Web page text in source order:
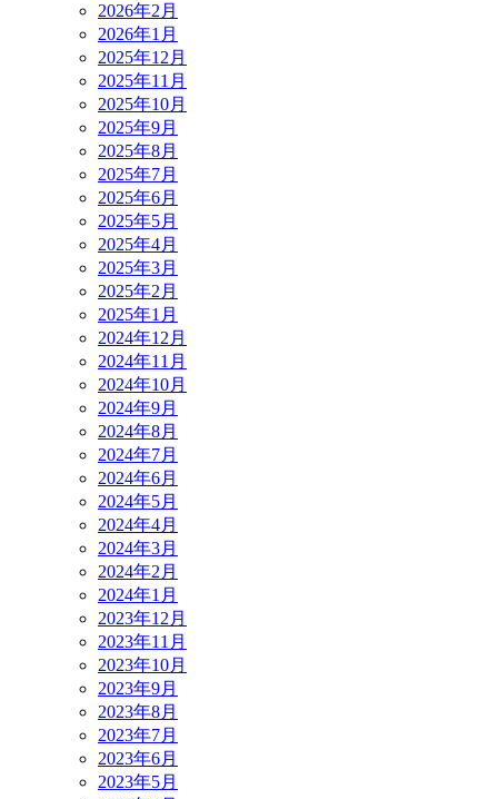
2026年2月
2026年1月
2025年12月
2025年11月
2025年10月
2025年9月
2025年8月
2025年7月
2025年6月
2025年5月
2025年4月
2025年3月
2025年2月
2025年1月
2024年12月
2024年11月
2024年10月
2024年9月
2024年8月
2024年7月
2024年6月
2024年5月
2024年4月
2024年3月
2024年2月
2024年1月
2023年12月
2023年11月
2023年10月
2023年9月
2023年8月
2023年7月
2023年6月
2023年5月